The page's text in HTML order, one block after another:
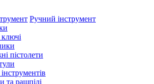
Ручний інструмент
ключі
пістолети
та рашпілі